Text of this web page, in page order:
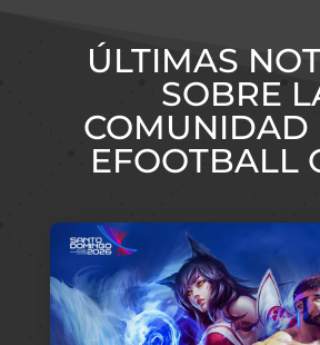
ÚLTIMAS
SOBRE
COMUNIDAD
EFOOTBALL